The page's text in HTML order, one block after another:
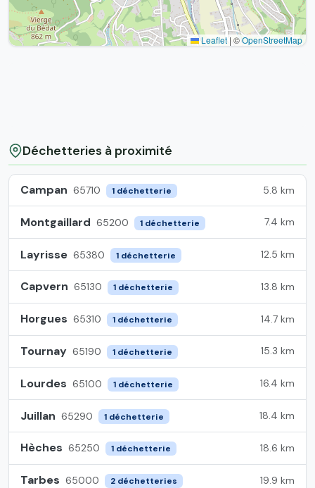
Leaflet | ©OpenStreetMap
Déchetteries à proximité
Campan 65710 1 déchetterie 5.8 km
Montgaillard 65200 1 déchetterie 7.4 km
Layrisse 65380 1 déchetterie 12.5 km
Capvern 65130 1 déchetterie 13.8 km
Horgues 65310 1 déchetterie 14.7 km
Tournay 65190 1 déchetterie 15.3 km
Lourdes 65100 1 déchetterie 16.4 km
Juillan 65290 1 déchetterie 18.4 km
Hèches 65250 1 déchetterie 18.6 km
Tarbes 65000 2 déchetteries 19.9 km